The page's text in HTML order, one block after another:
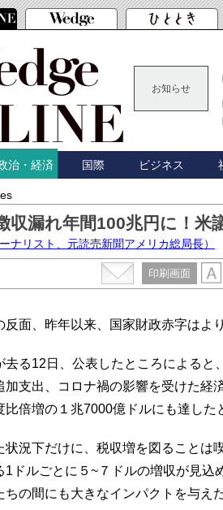
お知らせ
治・経済 国際 ビジネス
収漏れ年間100兆円に！米
ーナリスト、元読売新聞アメリカ総局長）
印刷画面
面、昨年以来、国家財政赤字はよ
る12日、公表したところによると
加支出、コロナ禍の影響を受けた経
比倍増の１兆7000億ドルにも達した
況下だけに、税収増を図ることは
1ドルごとに５~７ドルの増収が見
ちの間にも大きなインパクトを与えた